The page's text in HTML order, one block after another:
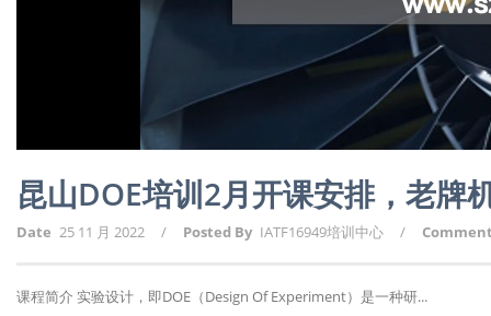
昆山DOE培训2月开课安排，老牌
Date 25 11 月 2022 / Posted By IATF16949培训中心 /
课程简介 实验设计，即DOE（Design Of Experiment）是一种研...